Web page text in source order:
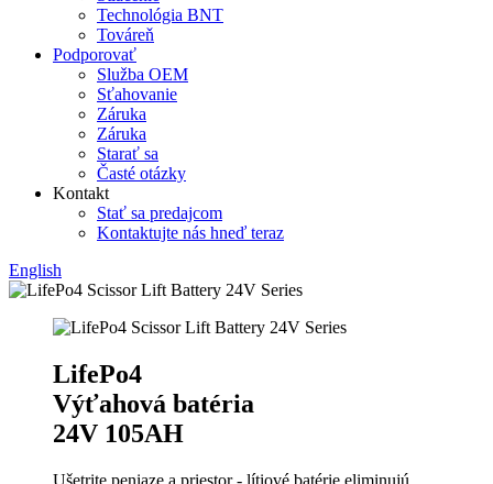
Technológia BNT
Továreň
Podporovať
Služba OEM
Sťahovanie
Záruka
Záruka
Starať sa
Časté otázky
Kontakt
Stať sa predajcom
Kontaktujte nás hneď teraz
English
LifePo4
Výťahová batéria
24V 105AH
Ušetrite peniaze a priestor - lítiové batérie eliminujú